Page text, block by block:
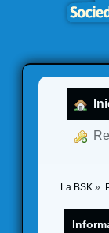
La BSK »